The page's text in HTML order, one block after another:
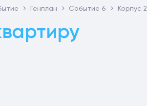
Генплан Событие 6 Корпус 2